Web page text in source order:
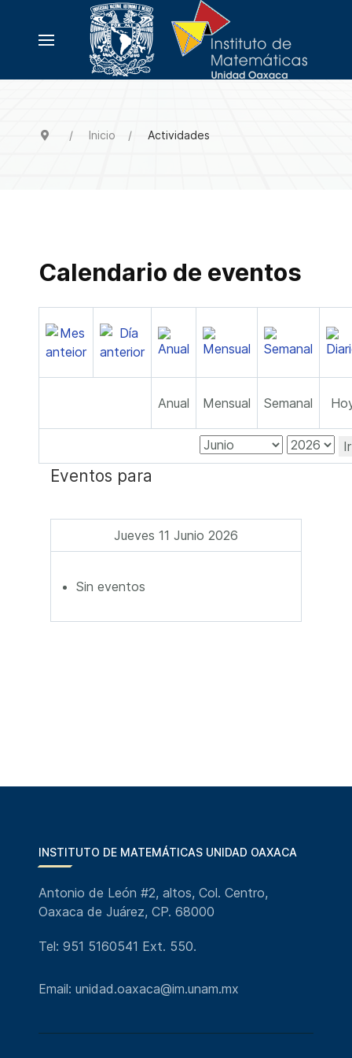
Inicio Actividades
Calendario de eventos
Anual Mensual Semanal
Eventos para
Jueves 11 Junio 2026
Sin eventos
INSTITUTO DE MATEMÁTICAS UNIDAD OAXACA
Antonio de León #2, altos, Col. Centro,
Oaxaca de Juárez, CP. 68000
Tel: 951 5160541 Ext. 550.
Email: unidad.oaxaca@im.unam.mx